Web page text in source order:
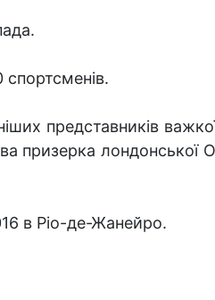
спортсменів.
представників
призерка лондонської
в Ріо-де-Жанейро.